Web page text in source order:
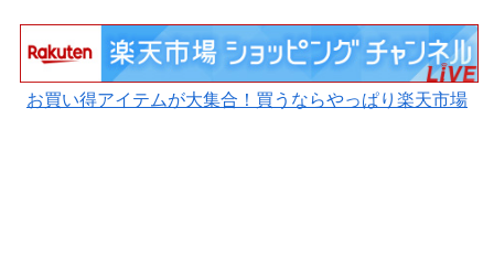
お買い得アイテムが大集合！買うならやっぱり楽天市場